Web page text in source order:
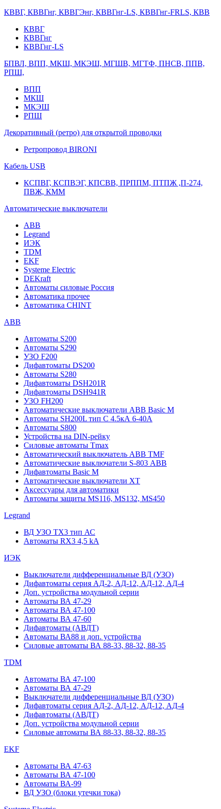
КВВГ, КВВГнг, КВВГЭнг, КВВГнг-LS, КВВГнг-FRLS, КВВ
КВВГ
КВВГнг
КВВГнг-LS
БПВЛ, ВПП, МКШ, МКЭШ, МГШВ, МГТФ, ПНСВ, ППВ,
РПШ,
ВПП
МКШ
МКЭШ
РПШ
Декоративный (ретро) для открытой проводки
Ретропровод BIRONI
Кабель USB
КСПВГ, КСПВЭГ, КПСВВ, ПРППМ, ПТПЖ ,П-274,
ПВЖ, КММ
Автоматические выключатели
ABB
Legrand
ИЭК
TDM
EKF
Systeme Electric
DEKraft
Автоматы силовые Россия
Автоматика прочее
Автоматика CHINT
ABB
Автоматы S200
Автоматы S290
УЗО F200
Дифавтоматы DS200
Автоматы S280
Дифавтоматы DSH201R
Дифавтоматы DSH941R
УЗО FH200
Автоматические выключатели ABB Basic M
Автоматы SH200L тип С 4.5кА 6-40А
Автоматы S800
Устройства на DIN-рейку
Силовые автоматы Tmax
Автоматический выключатель ABB TMF
Автоматические выключатели S-803 АВВ
Дифавтоматы Basic M
Автоматические выключатели XT
Аксессуары для автоматики
Автоматы защиты MS116, MS132, MS450
Legrand
ВД УЗО TX3 тип АС
Автоматы RX3 4,5 kA
ИЭК
Выключатели дифференциальные ВД (УЗО)
Дифавтоматы серия АД-2, АД-12, АД-12, АД-4
Доп. устройства модульной серии
Автоматы ВА 47-29
Автоматы ВА 47-100
Автоматы ВА 47-60
Дифавтоматы (АВДТ)
Автоматы ВА88 и доп. устройства
Силовые автоматы ВА 88-33, 88-32, 88-35
TDM
Автоматы ВА 47-100
Автоматы ВА 47-29
Выключатели дифференциальные ВД (УЗО)
Дифавтоматы серия АД-2, АД-12, АД-12, АД-4
Дифавтоматы (АВДТ)
Доп. устройства модульной серии
Силовые автоматы ВА 88-33, 88-32, 88-35
EKF
Автоматы ВА 47-63
Автоматы ВА 47-100
Автоматы ВА-99
ВД УЗО (блоки утечки тока)